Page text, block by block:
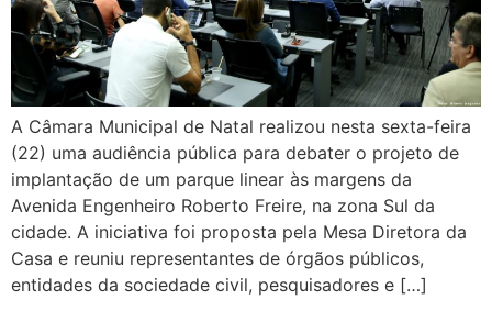
A Câmara Municipal de Natal realizou nesta sexta-feira
(22) uma audiência pública para debater o projeto de
implantação de um parque linear às margens da
Avenida Engenheiro Roberto Freire, na zona Sul da
cidade. A iniciativa foi proposta pela Mesa Diretora da
Casa e reuniu representantes de órgãos públicos,
entidades da sociedade civil, pesquisadores e […]